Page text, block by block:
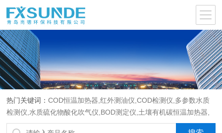
热门关键词：COD恒温加热器,红外测油仪,COD检测仪,多参数水质
检测仪,水质硫化物酸化吹气仪,BOD测定仪,土壤有机碳恒温加热器,
液液萃取器,COD消解回流仪,水质采样器